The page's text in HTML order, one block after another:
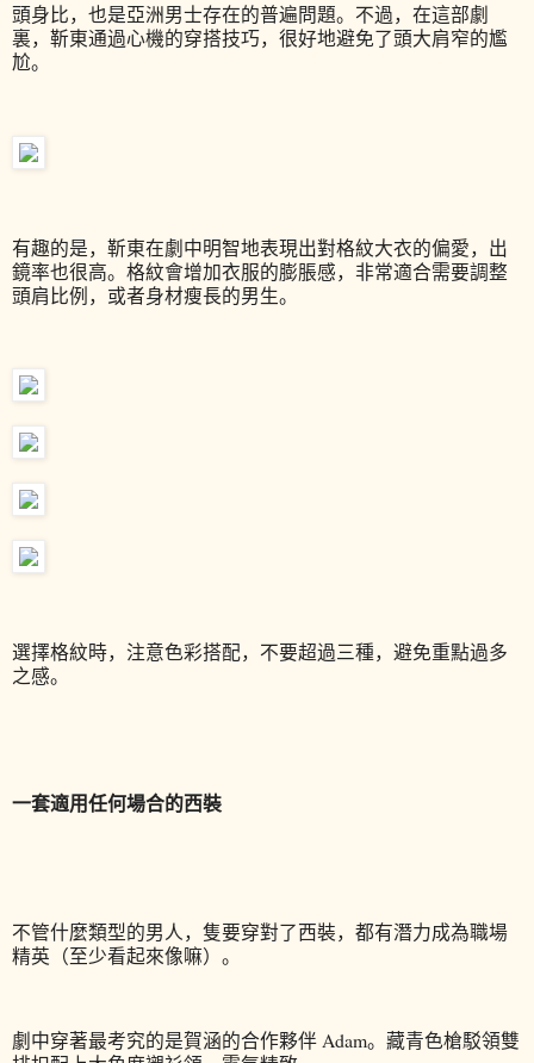
頭身比，也是亞洲男士存在的普遍問題。不過，在這部劇
裏，靳東通過心機的穿搭技巧，很好地避免了頭大肩窄的尷
尬。
有趣的是，靳東在劇中明智地表現出對格紋大衣的偏愛，出
鏡率也很高。格紋會增加衣服的膨脹感，非常適合需要調整
頭肩比例，或者身材瘦長的男生。
選擇格紋時，注意色彩搭配，不要超過三種，避免重點過多
之感。
一套適用任何場合的西裝
不管什麼類型的男人，隻要穿對了西裝，都有潛力成為職場
精英（至少看起來像嘛）。
劇中穿著最考究的是賀涵的合作夥伴 Adam。藏青色槍駁領雙